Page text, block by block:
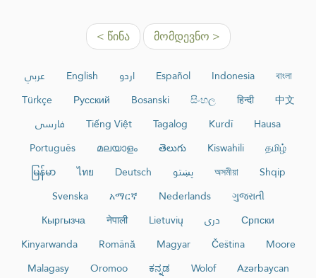
< წინა მომდევნო >
عربي English اردو Español Indonesia
বাংলা
Türkçe
Русский Bosanski සිංහල हिन्दी
中文
فارسی
Tiếng Việt Tagalog Kurdî
Hausa
Português
മലയാളം తెలుగు Kiswahili
தமிழ்
မြန်မာ
ไทย Deutsch پښتو অসমীয়া
Shqip
Svenska
አማርኛ Nederlands
ગુજરાતી
Кыргызча
नेपाली Lietuvių دری
Српски
Kinyarwanda
Română Magyar Čeština
Moore
Malagasy
Oromoo ಕನ್ನಡ Wolof
Azərbaycan